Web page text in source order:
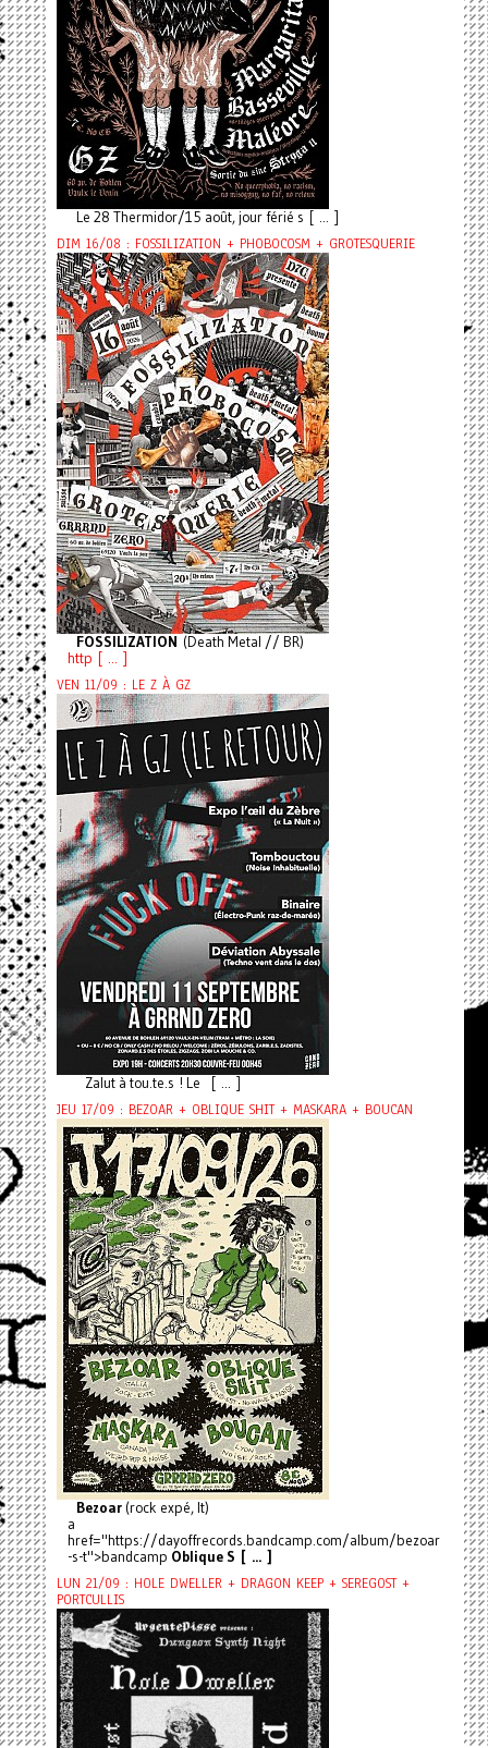
Le 28 Thermidor/15 août, jour férié s [ ... ]
DIM 16/08 : FOSSILIZATION + PHOBOCOSM + GROTESQUERIE
FOSSILIZATION (Death Metal // BR)
http [ ... ]
VEN 11/09 : LE Z À GZ
Zalut à tou.te.s ! Le [ ... ]
JEU 17/09 : BEZOAR + OBLIQUE SHIT + MASKARA + BOUCAN
Bezoar(rock expé, It)
a
href="https://dayoffrecords.bandcamp.com/album/bezoar
-s-t">bandcamp Oblique S [ ... ]
LUN 21/09 : HOLE DWELLER + DRAGON KEEP + SEREGOST +
PORTCULLIS